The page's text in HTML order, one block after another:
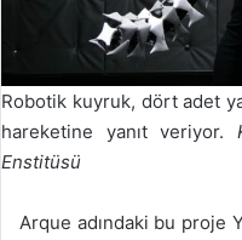
Robotik kuyruk, dört adet
hareketine yanıt veriyor.
Enstitüsü
Arque adındaki bu proje